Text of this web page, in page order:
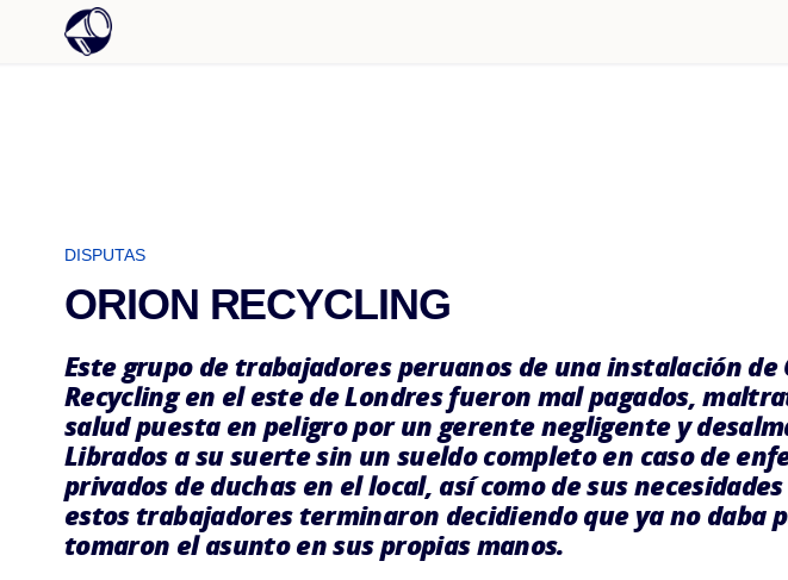
DISPUTAS
ORION RECYCLING
Este grupo de trabajadores peruanos de una instalación de
Recycling en el este de Londres fueron mal pagados,
salud puesta en peligro por un gerente negligente y
Librados a su suerte sin un sueldo completo en caso de
privados de duchas en el local, así como de sus
estos trabajadores terminaron decidiendo que ya no daba
tomaron el asunto en sus propias manos.